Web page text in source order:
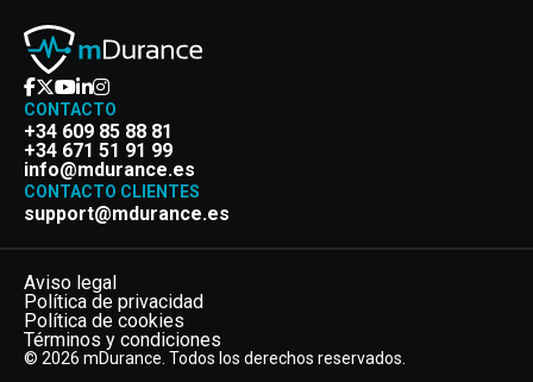
CONTACTO
+34 609 85 88 81
+34 671 51 91 99
info@mdurance.es
CONTACTO CLIENTES
support@mdurance.es
Aviso legal
Política de privacidad
Política de cookies
Términos y condiciones
© 2026 mDurance. Todos los derechos reservados.